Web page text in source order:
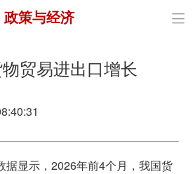
首页
政策与经济
电力
政策与经济 
贸易进出口增长
据显示，2026年前4个月，我国货